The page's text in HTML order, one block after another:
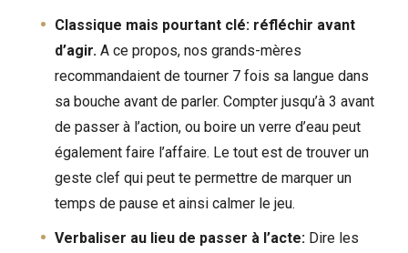
Classique mais pourtant clé: réfléchir avant
d’agir. A ce propos, nos grands-mères
recommandaient de tourner 7 fois sa langue dans
sa bouche avant de parler. Compter jusqu’à 3 avant
de passer à l’action, ou boire un verre d’eau peut
également faire l’affaire. Le tout est de trouver un
geste clef qui peut te permettre de marquer un
temps de pause et ainsi calmer le jeu.
Verbaliser au lieu de passer à l’acte: Dire les